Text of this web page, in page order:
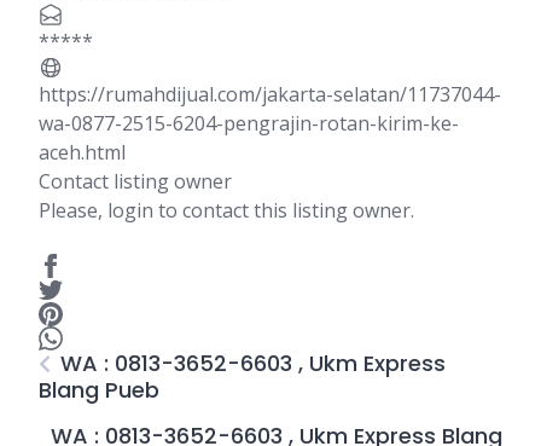
*****
https://rumahdijual.com/jakarta-selatan/11737044-
wa-0877-2515-6204-pengrajin-rotan-kirim-ke-
aceh.html
Contact listing owner
Please, login to contact this listing owner.
WA : 0813-3652-6603 , Ukm Express
Blang Pueb
WA : 0813-3652-6603 , Ukm Express Blang